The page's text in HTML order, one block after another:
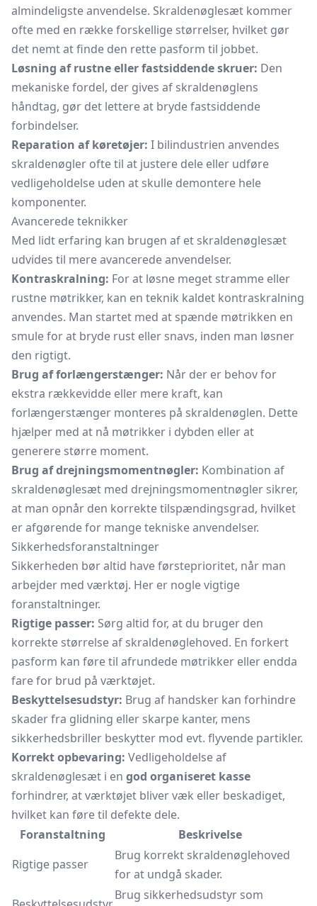
almindeligste anvendelse. Skraldenøglesæt kommer
ofte med en række forskellige størrelser, hvilket gør
det nemt at finde den rette pasform til jobbet.
Løsning af rustne eller fastsiddende skruer: Den
mekaniske fordel, der gives af skraldenøglens
håndtag, gør det lettere at bryde fastsiddende
forbindelser.
Reparation af køretøjer: I bilindustrien anvendes
skraldenøgler ofte til at justere dele eller udføre
vedligeholdelse uden at skulle demontere hele
komponenter.
Avancerede teknikker
Med lidt erfaring kan brugen af et skraldenøglesæt
udvides til mere avancerede anvendelser.
Kontraskralning: For at løsne meget stramme eller
rustne møtrikker, kan en teknik kaldet kontraskralning
anvendes. Man startet med at spænde møtrikken en
smule for at bryde rust eller snavs, inden man løsner
den rigtigt.
Brug af forlængerstænger: Når der er behov for
ekstra rækkevidde eller mere kraft, kan
forlængerstænger monteres på skraldenøglen. Dette
hjælper med at nå møtrikker i dybden eller at
generere større moment.
Brug af drejningsmomentnøgler: Kombination af
skraldenøglesæt med drejningsmomentnøgler sikrer,
at man opnår den korrekte tilspændingsgrad, hvilket
er afgørende for mange tekniske anvendelser.
Sikkerhedsforanstaltninger
Sikkerheden bør altid have førsteprioritet, når man
arbejder med værktøj. Her er nogle vigtige
foranstaltninger.
Rigtige passer: Sørg altid for, at du bruger den
korrekte størrelse af skraldenøglehoved. En forkert
pasform kan føre til afrundede møtrikker eller endda
fare for brud på værktøjet.
Beskyttelsesudstyr: Brug af handsker kan forhindre
skader fra glidning eller skarpe kanter, mens
sikkerhedsbriller beskytter mod evt. flyvende partikler.
Korrekt opbevaring: Vedligeholdelse af
skraldenøglesæt i en god organiseret kasse
forhindrer, at værktøjet bliver væk eller beskadiget,
hvilket kan føre til defekte dele.
Foranstaltning
Beskrivelse
Rigtige passer
Brug korrekt skraldenøglehoved
for at undgå skader.
Brug sikkerhedsudstyr som